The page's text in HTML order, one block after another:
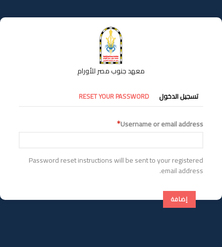
إلى
المحتوى
معهد جنوب مصر للأورام
التبويبات
الأساسية
تسجيل الدخول RESET YOUR PASSWORD
Username or email address
Password reset instructions will be sent to your registered
email address.